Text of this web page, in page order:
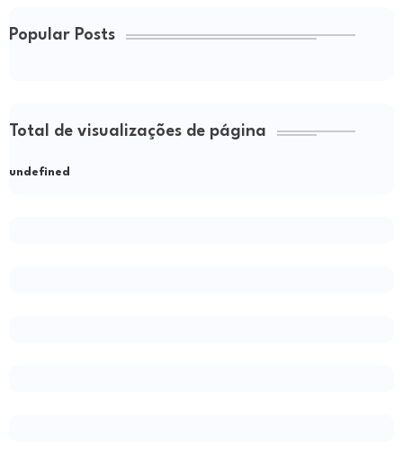
Popular Posts
Total de visualizações de página
und efned